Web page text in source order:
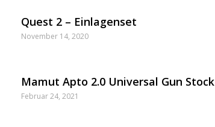
Quest 2 – Einlagenset
November 14, 2020
Mamut Apto 2.0 Universal Gun Stock
Februar 24, 2021